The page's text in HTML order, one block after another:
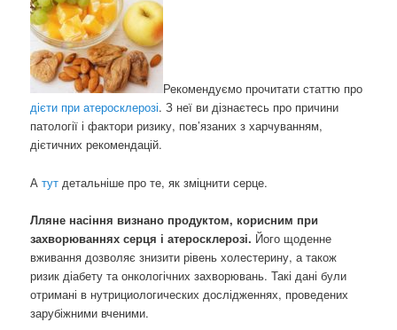
Рекомендуємо прочитати статтю про
дієти при атеросклерозі. З неї ви дізнаєтесь про причини
патології і фактори ризику, пов’язаних з харчуванням,
дієтичних рекомендацій.
Атут детальніше про те, як зміцнити серце.
Лляне насіння визнано продуктом, корисним при
захворюваннях серця і атеросклерозі. Його щоденне
вживання дозволяє знизити рівень холестерину, а також
ризик діабету та онкологічних захворювань. Такі дані були
отримані в нутрициологических дослідженнях, проведених
зарубіжними вченими.